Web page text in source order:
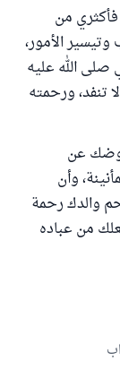
فأكثري من
الأمور،
صلى الله عليه
تنفد، ورحمته
عن
وأن
والدك رحمة
من عباده